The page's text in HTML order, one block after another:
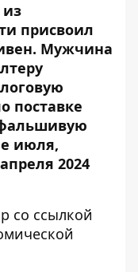
присвоил
Мужчина
поставке
июля,
2024
со ссылкой